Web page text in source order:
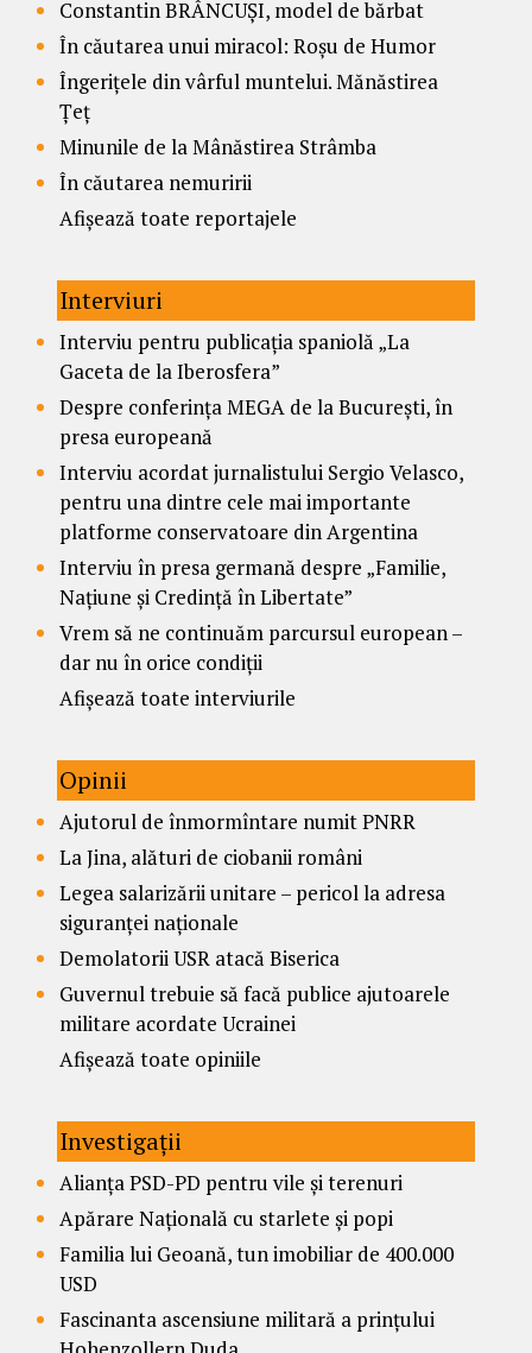
Constantin BRÂNCUȘI, model de bărbat
În căutarea unui miracol: Roșu de Humor
Îngerițele din vârful muntelui. Mănăstirea
Țeț
Minunile de la Mânăstirea Strâmba
În căutarea nemuririi
Afișează toate reportajele
Interviuri
Interviu pentru publicația spaniolă „La
Gaceta de la Iberosfera”
Despre conferința MEGA de la București, în
presa europeană
Interviu acordat jurnalistului Sergio Velasco,
pentru una dintre cele mai importante
platforme conservatoare din Argentina
Interviu în presa germană despre „Familie,
Națiune și Credință în Libertate”
Vrem să ne continuăm parcursul european –
dar nu în orice condiții
Afișează toate interviurile
Opinii
Ajutorul de înmormîntare numit PNRR
La Jina, alături de ciobanii români
Legea salarizării unitare – pericol la adresa
siguranței naționale
Demolatorii USR atacă Biserica
Guvernul trebuie să facă publice ajutoarele
militare acordate Ucrainei
Afișează toate opiniile
Investigații
Alianța PSD-PD pentru vile și terenuri
Apărare Națională cu starlete și popi
Familia lui Geoană, tun imobiliar de 400.000
USD
Fascinanta ascensiune militară a prințului